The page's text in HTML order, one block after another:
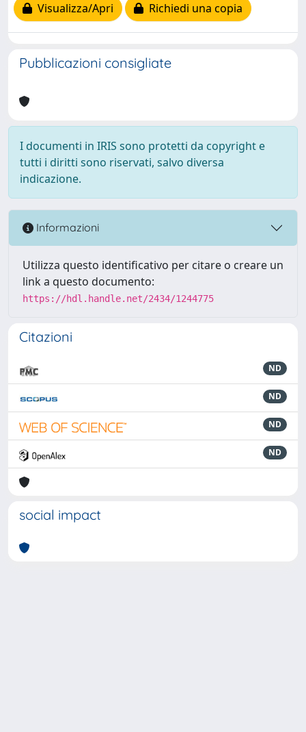
Visualizza/Apri
Richiedi una copia
Pubblicazioni consigliate
I documenti in IRIS sono protetti da copyright e
tutti i diritti sono riservati, salvo diversa
indicazione.
Informazioni
Utilizza questo identificativo per citare o creare un
link a questo documento:
https://hdl.handle.net/2434/1244775
Citazioni
ND
ND
ND
ND
social impact